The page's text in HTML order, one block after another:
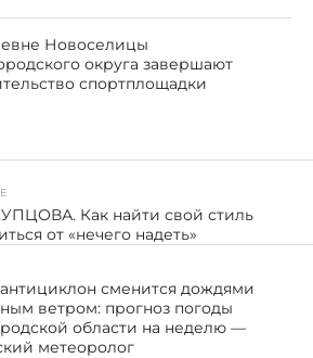
Новоселицы
округа завершают
спортплощадки
Как найти свой стиль
от «нечего надеть»
сменится дождями
ветром: прогноз погоды
области на неделю —
метеоролог